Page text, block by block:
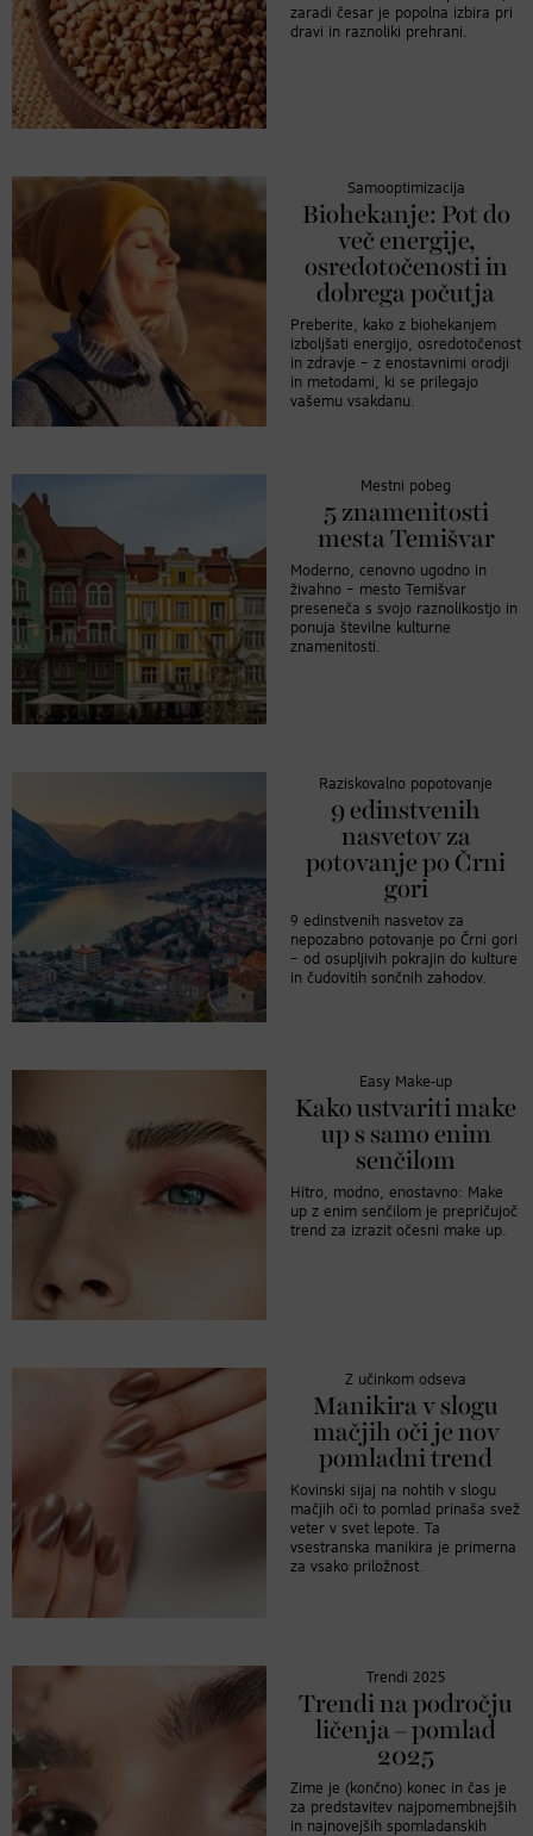
zaradi česar je popolna izbira pri
dravi in raznoliki prehrani.
Samooptimizacija
Biohekanje: Pot do
več energije,
osredotočenosti in
dobrega počutja
Preberite, kako z biohekanjem
izboljšati energijo, osredotočenost
in zdravje – z enostavnimi orodji
in metodami, ki se prilegajo
vašemu vsakdanu.
Mestni pobeg
5 znamenitosti
mesta Temišvar
Moderno, cenovno ugodno in
živahno – mesto Temišvar
preseneča s svojo raznolikostjo in
ponuja številne kulturne
znamenitosti.
Raziskovalno popotovanje
9 edinstvenih
nasvetov za
potovanje po Črni
gori
9 edinstvenih nasvetov za
nepozabno potovanje po Črni gori
– od osupljivih pokrajin do kulture
in čudovitih sončnih zahodov.
Easy Make-up
Kako ustvariti make
up s samo enim
senčilom
Hitro, modno, enostavno: Make
up z enim senčilom je prepričujoč
trend za izrazit očesni make up.
Z učinkom odseva
Manikira v slogu
mačjih oči je nov
pomladni trend
Kovinski sijaj na nohtih v slogu
mačjih oči to pomlad prinaša svež
veter v svet lepote. Ta
vsestranska manikira je primerna
za vsako priložnost.
Trendi 2025
Trendi na področju
ličenja – pomlad
2025
Zime je (končno) konec in čas je
za predstavitev najpomembnejših
in najnovejših spomladanskih